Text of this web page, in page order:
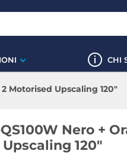
CHI
2 Motorised Upscaling 120"
Nero +
120"